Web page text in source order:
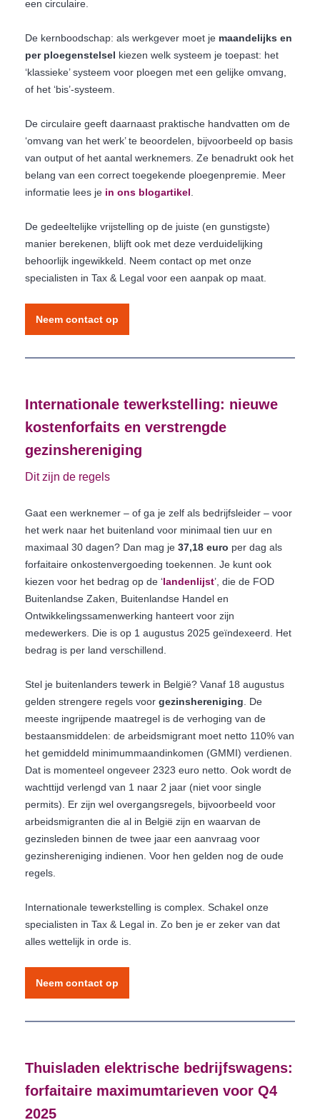
een circulaire.
De kernboodschap: als werkgever moet je maandelijks en
per ploegenstelsel kiezen welk systeem je toepast: het
‘klassieke’ systeem voor ploegen met een gelijke omvang,
of het ‘bis’-systeem.
De circulaire geeft daarnaast praktische handvatten om de
‘omvang van het werk’ te beoordelen, bijvoorbeeld op basis
van output of het aantal werknemers. Ze benadrukt ook het
belang van een correct toegekende ploegenpremie. Meer
informatie lees je in ons blogartikel
De gedeeltelijke vrijstelling op de juiste (en gunstigste)
manier berekenen, blijft ook met deze verduidelijking
behoorlijk ingewikkeld. Neem contact op met onze
specialisten in Tax & Legal voor een aanpak op maat.
Neem contact op
Internationale tewerkstelling: nieuwe
kostenforfaits en verstrengde
gezinshereniging
Dit zijn de regels
Gaat een werknemer – of ga je zelf als bedrijfsleider – voor
het werk naar het buitenland voor minimaal tien uur en
maximaal 30 dagen? Dan mag je 37,18 euro per dag als
forfaitaire onkostenvergoeding toekennen. Je kunt ook
kiezen voor het bedrag op de ‘landenlijst’, die de FOD
Buitenlandse Zaken, Buitenlandse Handel en
Ontwikkelingssamenwerking hanteert voor zijn
medewerkers. Die is op 1 augustus 2025 geïndexeerd. Het
bedrag is per land verschillend.
Stel je buitenlanders tewerk in België? Vanaf 18 augustus
gelden strengere regels voor gezinshereniging . De
meeste ingrijpende maatregel is de verhoging van de
bestaansmiddelen: de arbeidsmigrant moet netto 110% van
het gemiddeld minimummaandinkomen (GMMI) verdienen.
Dat is momenteel ongeveer 2323 euro netto. Ook wordt de
wachttijd verlengd van 1 naar 2 jaar (niet voor single
permits). Er zijn wel overgangsregels, bijvoorbeeld voor
arbeidsmigranten die al in België zijn en waarvan de
gezinsleden binnen de twee jaar een aanvraag voor
gezinshereniging indienen. Voor hen gelden nog de oude
regels.
Internationale tewerkstelling is complex. Schakel onze
specialisten in Tax & Legal in. Zo ben je er zeker van dat
alles wettelijk in orde is.
Neem contact op
Thuisladen elektrische bedrijfswagens:
forfaitaire maximumtarieven voor Q4
2025